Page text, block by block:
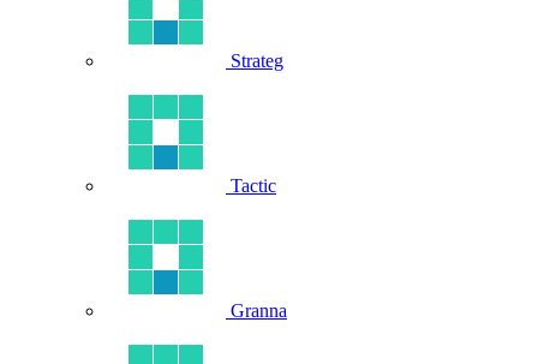
Strateg
Tactic
Granna